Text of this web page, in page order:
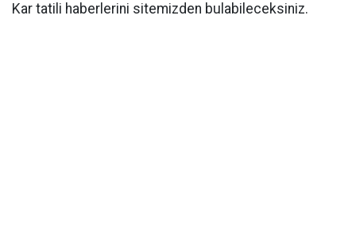
Kar tatili haberlerini sitemizden bulabileceksiniz.